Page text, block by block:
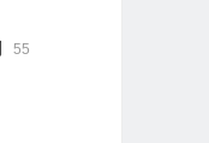
55